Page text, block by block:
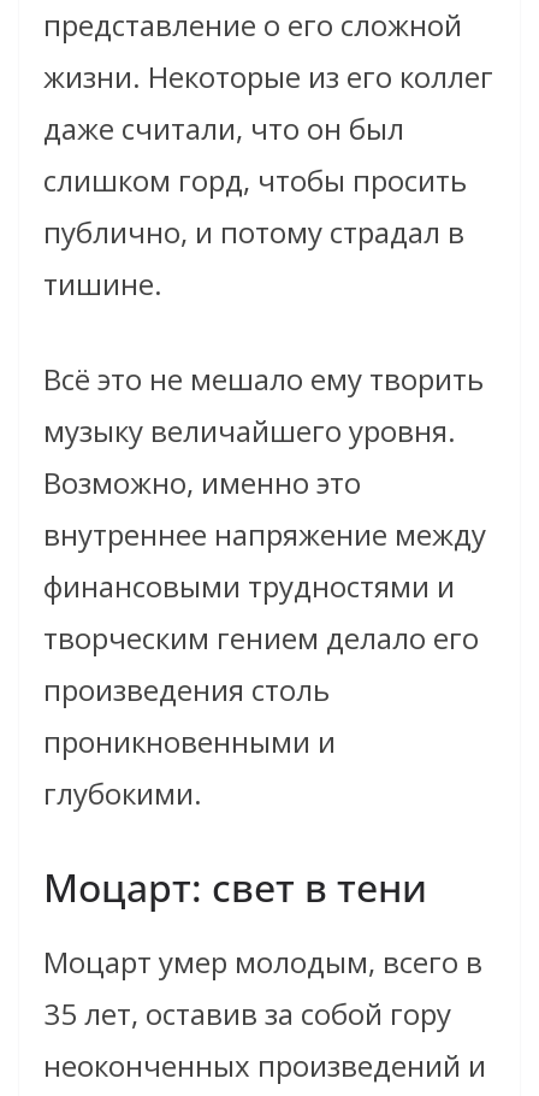
представление о его сложной
жизни. Некоторые из его коллег
даже считали, что он был
слишком горд, чтобы просить
публично, и потому страдал в
тишине.
Всё это не мешало ему творить
музыку величайшего уровня.
Возможно, именно это
внутреннее напряжение между
финансовыми трудностями и
творческим гением делало его
произведения столь
проникновенными и
глубокими.
Моцарт: свет в тени
Моцарт умер молодым, всего в
35 лет, оставив за собой гору
неоконченных произведений и